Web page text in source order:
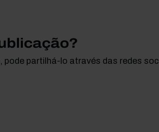
partilhá-lo através das redes